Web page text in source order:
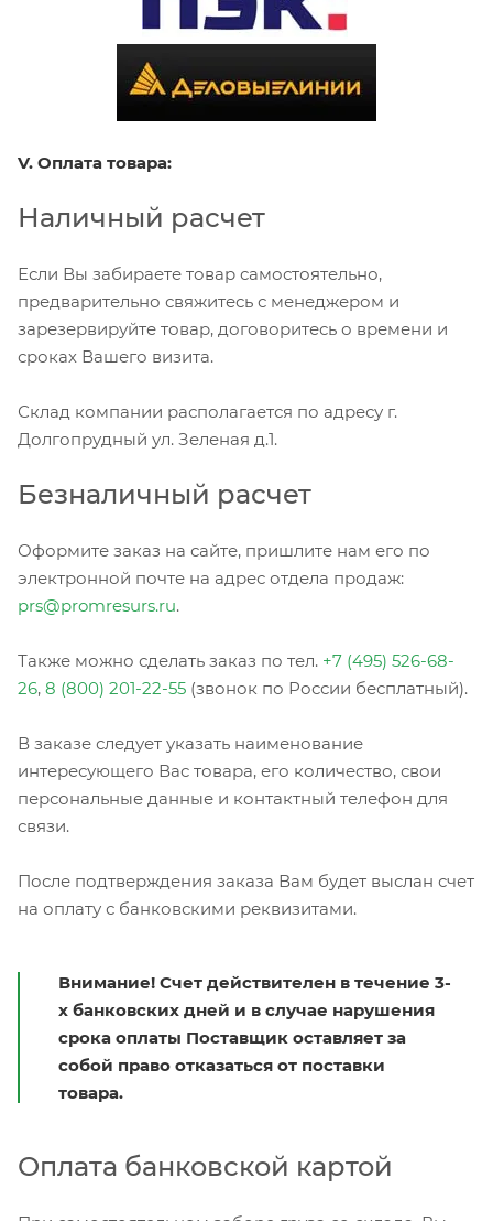
V. Оплата товара:
Наличный расчет
Если Вы забираете товар самостоятельно,
предварительно свяжитесь с менеджером и
зарезервируйте товар, договоритесь о времени и
сроках Вашего визита.
Склад компании располагается по адресу г.
Долгопрудный ул. Зеленая д.1.
Безналичный расчет
Оформите заказ на сайте, пришлите нам его по
электронной почте на адрес отдела продаж:
prs@promresurs.ru.
Также можно сделать заказ по тел. +7 (495) 526-68-
26, 8 (800) 201-22-55 (звонок по России бесплатный).
В заказе следует указать наименование
интересующего Вас товара, его количество, свои
персональные данные и контактный телефон для
связи.
После подтверждения заказа Вам будет выслан счет
на оплату с банковскими реквизитами.
Внимание! Счет действителен в течение 3-
х банковских дней и в случае нарушения
срока оплаты Поставщик оставляет за
собой право отказаться от поставки
товара.
Оплата банковской картой